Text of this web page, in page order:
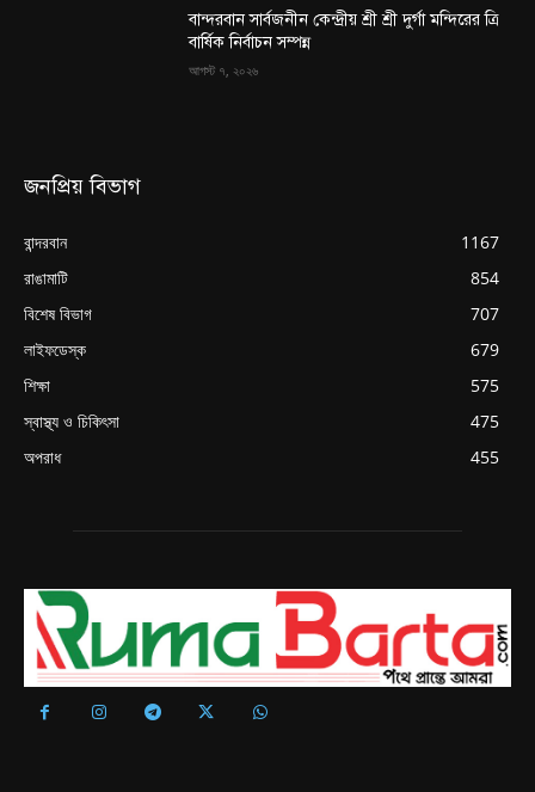
বান্দরবান সার্বজনীন কেন্দ্রীয় শ্রী শ্রী দুর্গা মন্দিরের ত্রি
বার্ষিক নির্বাচন সম্পন্ন
আগস্ট ৭, ২০২৬
জনপ্রিয় বিভাগ
বান্দরবান
1167
রাঙামাটি
854
বিশেষ বিভাগ
707
লাইফডেস্ক
679
শিক্ষা
575
স্বাস্থ্য ও চিকিৎসা
475
অপরাধ
455